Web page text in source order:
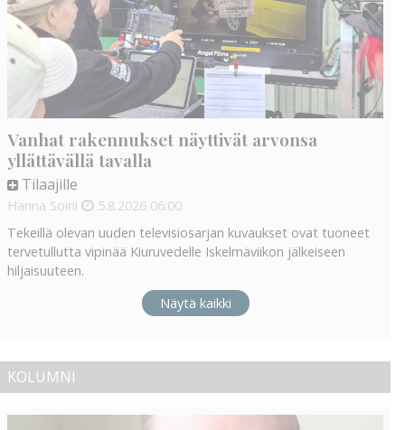
Vanhat rakennukset näyttivät arvonsa
yllättävällä tavalla
Tilaajille
Hanna Soini 5.8.2026 06:00
Tekeillä olevan uuden televisiosarjan kuvaukset ovat tuoneet
tervetullutta vipinää Kiuruvedelle Iskelmäviikon jälkeiseen
hiljaisuuteen.
Näytä kaikki
KOLUMNI